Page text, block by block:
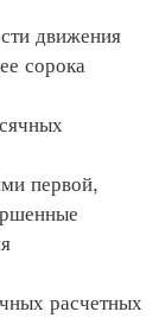
движения
сорока
первой,
расчетных